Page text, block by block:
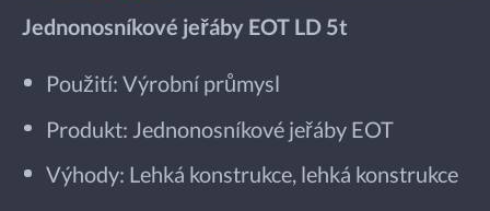
Jednonosníkové jeřáby EOT LD 5t
Použití: Výrobní průmysl
Produkt: Jednonosníkové jeřáby EOT
Výhody: Lehká konstrukce, lehká konstrukce